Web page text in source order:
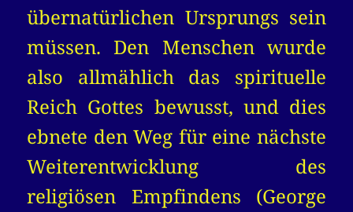
übernatürlichen Ursprungs sein
müssen. Den Menschen wurde
also allmählich das spirituelle
Reich Gottes bewusst, und dies
ebnete den Weg für eine nächste
Weiterentwicklung des
religiösen Empfindens (George